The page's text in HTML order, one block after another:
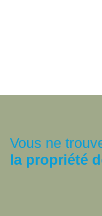
Vous ne
la propriété